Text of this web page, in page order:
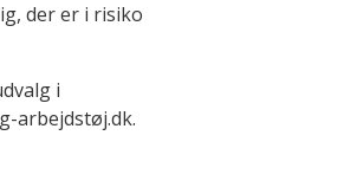
der er i risiko
i
arbejdstøj.dk.